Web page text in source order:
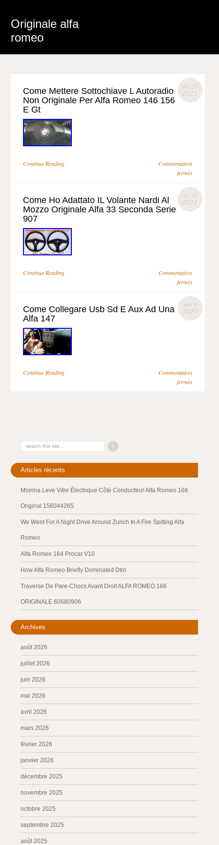
Originale alfa
romeo
déc 25
2021
Come Mettere Sottochiave L Autoradio
Non Originale Per Alfa Romeo 146 156
E Gt
Continue Reading
Commentaires
fermés
oct 26
2021
Come Ho Adattato IL Volante Nardi Al
Mozzo Originale Alfa 33 Seconda Serie
907
Continue Reading
Commentaires
fermés
juin 9
2020
Come Collegare Usb Sd E Aux Ad Una
Alfa 147
Continue Reading
Commentaires
fermés
Articles récents
Moirina Leve Vitre Électrique Côté Conducteur Alfa Romeo 166
Original 156044265
We Went For A Night Drive Around Zurich In A Fire Spitting Alfa
Romeo
Alfa Romeo 164 Procar V10
How Alfa Romeo Briefly Dominated Dtm
Traverse De Pare-Chocs Avant Droit ALFA ROMEO 166
ORIGINALE 60680906
Archives
août 2026
juillet 2026
juin 2026
mai 2026
avril 2026
mars 2026
février 2026
janvier 2026
décembre 2025
novembre 2025
octobre 2025
septembre 2025
août 2025